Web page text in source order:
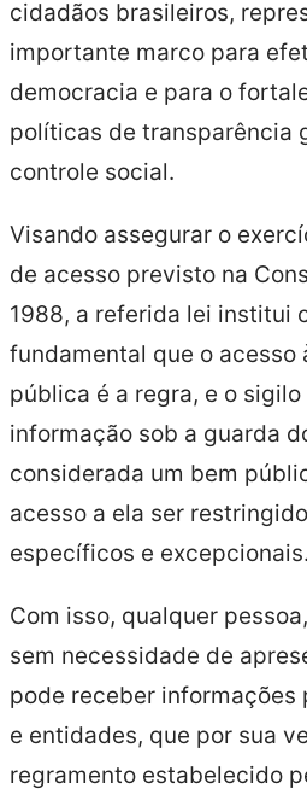
cidadãos brasileiros,
importante marco para
democracia e para o
políticas de transparência
controle social.
Visando assegurar o
de acesso previsto na
1988, a referida lei institui
fundamental que o acesso
pública é a regra, e o
informação sob a guarda
considerada um bem
acesso a ela ser
específicos e excepcionais.
Com isso, qualquer
sem necessidade de
pode receber informações
e entidades, que por sua
regramento estabelecido